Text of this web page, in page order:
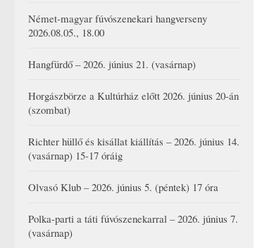
Német-magyar fúvószenekari hangverseny
2026.08.05., 18.00
Hangfürdő – 2026. június 21. (vasárnap)
Horgászbörze a Kultúrház előtt 2026. június 20-án
(szombat)
Richter hüllő és kisállat kiállítás – 2026. június 14.
(vasárnap) 15-17 óráig
Olvasó Klub – 2026. június 5. (péntek) 17 óra
Polka-parti a táti fúvószenekarral – 2026. június 7.
(vasárnap)